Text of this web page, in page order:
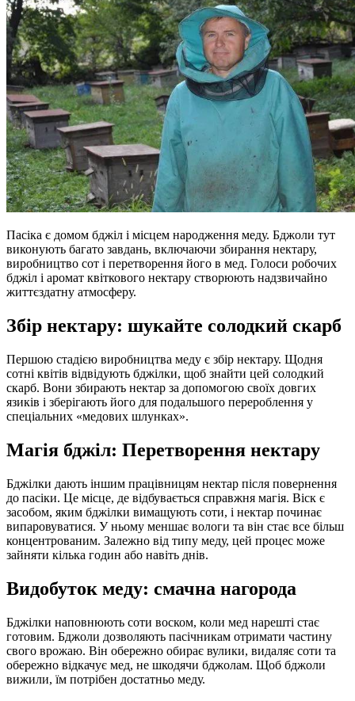
Пасіка є домом бджіл і місцем народження меду. Бджоли тут
виконують багато завдань, включаючи збирання нектару,
виробництво сот і перетворення його в мед. Голоси робочих
бджіл і аромат квіткового нектару створюють надзвичайно
життєздатну атмосферу.
Збір нектару: шукайте солодкий скарб
Першою стадією виробництва меду є збір нектару. Щодня
сотні квітів відвідують бджілки, щоб знайти цей солодкий
скарб. Вони збирають нектар за допомогою своїх довгих
язиків і зберігають його для подальшого перероблення у
спеціальних «медових шлунках».
Магія бджіл: Перетворення нектару
Бджілки дають іншим працівницям нектар після повернення
до пасіки. Це місце, де відбувається справжня магія. Віск є
засобом, яким бджілки вимащують соти, і нектар починає
випаровуватися. У ньому меншає вологи та він стає все більш
концентрованим. Залежно від типу меду, цей процес може
зайняти кілька годин або навіть днів.
Видобуток меду: смачна нагорода
Бджілки наповнюють соти воском, коли мед нарешті стає
готовим. Бджоли дозволяють пасічникам отримати частину
свого врожаю. Він обережно обирає вулики, видаляє соти та
обережно відкачує мед, не шкодячи бджолам. Щоб бджоли
вижили, їм потрібен достатньо меду.